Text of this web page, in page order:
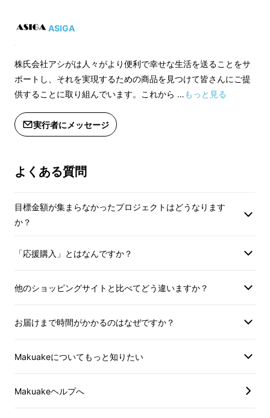
本製品はMicrosoft+ChatGPT技術によりサ
代AIイヤホンです。3つの翻訳モードが搭載し
ております。革命的なAI
ン、授業など）で、翻訳が遅れて困ることはも
サポートし、支障なくコミュニケーションする
※適格請求書発行事業者登録番号：な
インボイス（適格請求書）：対応不可
ASIGA
株氏会社アシがは人々がより便利で幸せな生活を送ることをサ
ポートし、それを実現するための商品を見つけて皆さんにご提
供することに取り組んでいます。これから …もっと見る
実行者にメッセージ
よくある質問
目標金額が集まらなかったプロジェクトはどうなります
か？
「応援購入」とはなんですか？
他のショッピングサイトと比べてどう違いますか？
お届けまで時間がかかるのはなぜですか？
Makuakeについてもっと知りたい
Makuakeヘルプへ